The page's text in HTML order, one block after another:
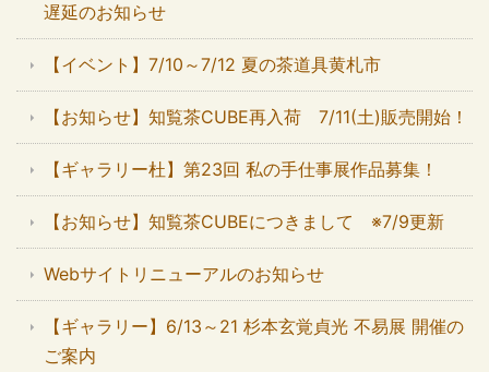
遅延のお知らせ
【イベント】7/10～7/12 夏の茶道具黄札市
【お知らせ】知覧茶CUBE再入荷 7/11(土)販売開始！
【ギャラリー杜】第23回 私の手仕事展作品募集！
【お知らせ】知覧茶CUBEにつきまして ※7/9更新
Webサイトリニューアルのお知らせ
【ギャラリー】6/13～21 杉本玄覚貞光 不易展 開催の
ご案内